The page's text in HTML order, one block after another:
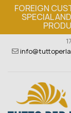
FOREIGN
SPECIAL
Ordine minimo